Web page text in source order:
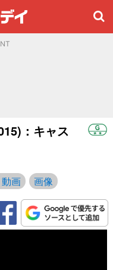
：キャス
画 画像